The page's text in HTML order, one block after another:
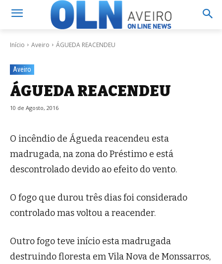
Início Aveiro ÁGUEDA REACENDEU
Aveiro
ÁGUEDA REACENDEU
10 de Agosto, 2016
O incêndio de Águeda reacendeu esta
madrugada, na zona do Préstimo e está
descontrolado devido ao efeito do vento.
O fogo que durou três dias foi considerado
controlado mas voltou a reacender.
Outro fogo teve início esta madrugada
destruindo floresta em Vila Nova de Monssarros,